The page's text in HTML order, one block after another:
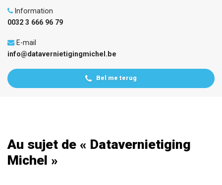
Information
0032 3 666 96 79
E-mail
info@datavernietigingmichel.be
Bel me terug
Au sujet de « Datavernietiging
Michel »